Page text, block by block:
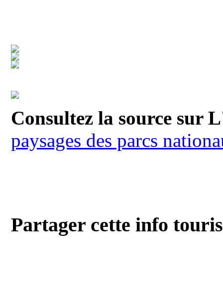
Consultez la source sur
paysages des parcs
Partager cette info